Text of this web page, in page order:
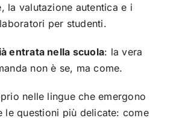
la valutazione autentica e i
laboratori per studenti.
entrata nella scuola: la vera
non è se, ma come.
nelle lingue che emergono
le questioni più delicate: come